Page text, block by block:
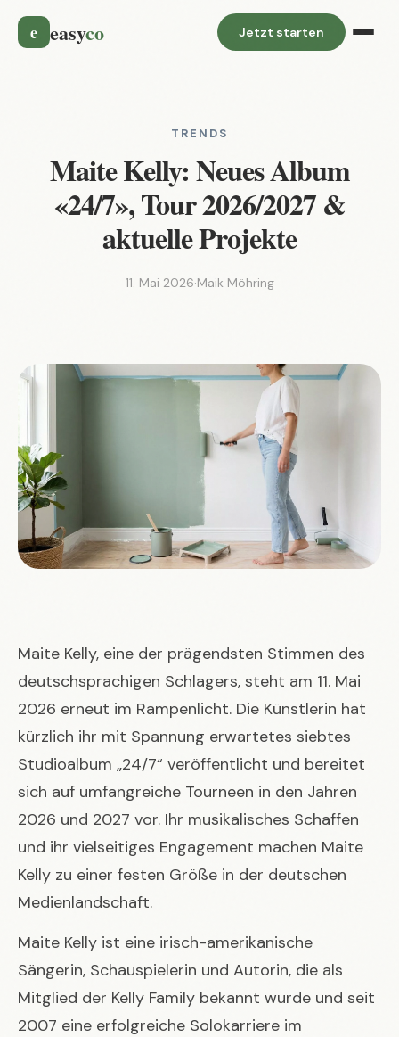
e easyco Jetzt starten
TRENDS
Maite Kelly: Neues Album
«24/7», Tour 2026/2027 &
aktuelle Projekte
11. Mai 2026·Maik Möhring
Maite Kelly, eine der prägendsten Stimmen des
deutschsprachigen Schlagers, steht am 11. Mai
2026 erneut im Rampenlicht. Die Künstlerin hat
kürzlich ihr mit Spannung erwartetes siebtes
Studioalbum „24/7“ veröffentlicht und bereitet
sich auf umfangreiche Tourneen in den Jahren
2026 und 2027 vor. Ihr musikalisches Schaffen
und ihr vielseitiges Engagement machen Maite
Kelly zu einer festen Größe in der deutschen
Medienlandschaft.
Maite Kelly ist eine irisch-amerikanische
Sängerin, Schauspielerin und Autorin, die als
Mitglied der Kelly Family bekannt wurde und seit
2007 eine erfolgreiche Solokarriere im